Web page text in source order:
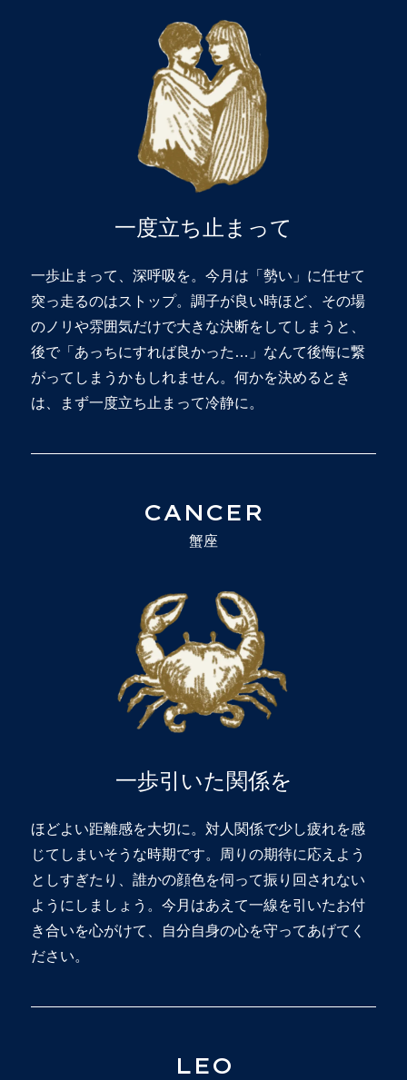
一度立ち止まって
一歩止まって、深呼吸を。今月は「勢い」に任せて
突っ走るのはストップ。調子が良い時ほど、その場
のノリや雰囲気だけで大きな決断をしてしまうと、
後で「あっちにすれば良かった…」なんて後悔に繋
がってしまうかもしれません。何かを決めるとき
は、まず一度立ち止まって冷静に。
CANCER
蟹座
一歩引いた関係を
ほどよい距離感を大切に。対人関係で少し疲れを感
じてしまいそうな時期です。周りの期待に応えよう
としすぎたり、誰かの顔色を伺って振り回されない
ようにしましょう。今月はあえて一線を引いたお付
き合いを心がけて、自分自身の心を守ってあげてく
ださい。
LEO